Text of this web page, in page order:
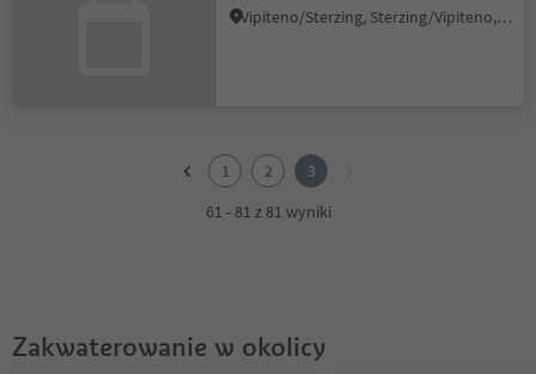
Vipiteno/Sterzing, Sterzing/Vipiteno, Sterzing/Vipiteno and environs
1 2
3
61 - 81 z 81 wyniki
Zakwaterowanie w okolicy